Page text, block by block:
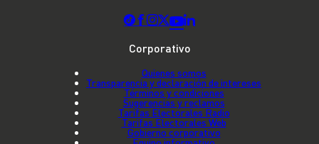
Corporativo
Quienes somos
Transparencia y declaración de intereses
Términos y condiciones
Sugerencias y reclamos
Tarifas Electorales Radio
Tarifas Electorales Web
Gobierno corporativo